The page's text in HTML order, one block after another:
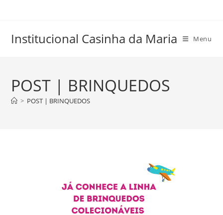
Institucional Casinha da Maria Menu
POST | BRINQUEDOS
> POST | BRINQUEDOS